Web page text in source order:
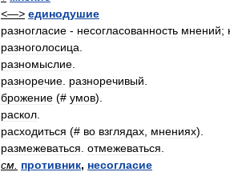
<—> единодушие
разногласие - несогласованность мнений;
разноголосица
разномыслие
разноречие разноречивый
брожение (# умов).
раскол
расходиться (# во взглядах мнениях).
размежеваться отмежеваться
см противник, несогласие